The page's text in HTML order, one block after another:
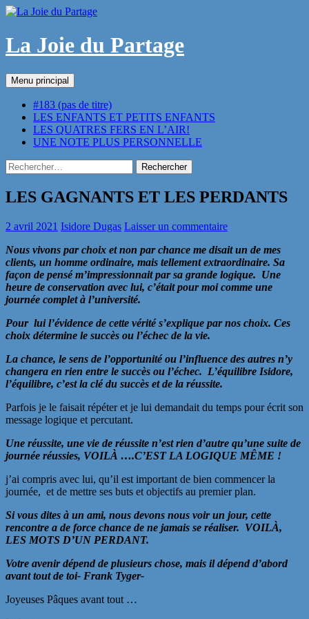
Aller
contenu
La Joie du Partage
Recherche
Menu principal
#183 (pas de titre)
LES ENFANTS ET PETITS ENFANTS
LES QUATRES FERS EN L’AIR!
UNE NOTE PLUS PERSONNELLE
Rechercher :
LES GAGNANTS ET LES PERDANTS
2 avril 2021 Isidore Dugas Laisser un commentaire
Nous vivons par choix et non par chance me disait un de mes
clients, un homme ordinaire, mais tellement extraordinaire. Sa
façon de pensé m’impressionnait par sa grande logique. Une
heure de conservation avec lui, c’était pour moi comme une
journée complet à l’université.
Pour lui l’évidence de cette vérité s’explique par nos choix. Ces
choix détermine le succès ou l’échec de la vie.
La chance, le sens de l’opportunité ou l’influence des autres n’y
changera en rien entre le succès ou l’échec. L’équilibre Isidore,
l’équilibre, c’est la clé du succès et de la réussite.
Parfois je le faisait répéter et je lui demandait du temps pour écrit son
message logique et percutant.
Une réussite, une vie de réussite n’est rien d’autre qu’une suite de
journée réussies, VOILÀ ….C’EST LA LOGIQUE MÊME !
j’ai compris avec lui, qu’il est important de bien commencer la
journée, et de mettre ses buts et objectifs au premier plan.
Si vous dites à un ami, nous devons nous voir un jour, cette
rencontre a de force chance de ne jamais se réaliser. VOILÀ,
LES MOTS D’UN PERDANT.
Votre avenir dépend de plusieurs chose, mais il dépend d’abord
avant tout de toi- Frank Tyger-
Joyeuses Pâques avant tout …